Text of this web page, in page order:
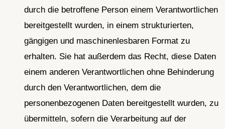
durch die betroffene Person einem Verantwortlichen
bereitgestellt wurden, in einem strukturierten,
gängigen und maschinenlesbaren Format zu
erhalten. Sie hat außerdem das Recht, diese Daten
einem anderen Verantwortlichen ohne Behinderung
durch den Verantwortlichen, dem die
personenbezogenen Daten bereitgestellt wurden, zu
übermitteln, sofern die Verarbeitung auf der